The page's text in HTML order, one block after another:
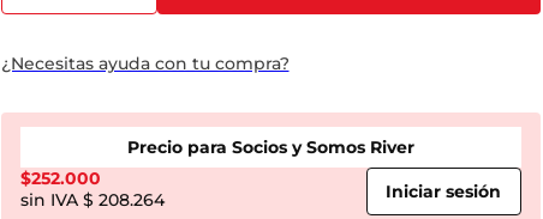
¿Necesitas ayuda con tu compra?
Precio para Socios y Somos River
$252.000
$ 208.264